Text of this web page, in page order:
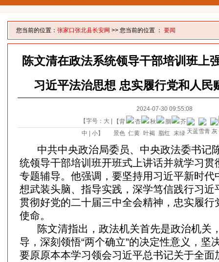
您当前的位置： 张家口张北县长安网 >> 您当前的位置 ： 要闻
陈文清在政法系统领导干部培训班上
习近平法治思想 忠实履行党和人民
2024-07-30 09:55:08
【字号： 大
中
小】
【背
景色
中共中央政治局委员、中央政法委书记
统领导干部培训班开班式上讲话并就学习贯
专题辅导。他强调，要坚持用习近平新时代
想武装头脑、指导实践，深学笃信践行习近
贯彻好党的二十届三中全会精神，忠实履行
使命。
陈文清指出，政法机关首先是政治机关
导，深刻领悟“两个确立”的决定性意义，坚
要原原本本学习领会习近平总书记关于全面